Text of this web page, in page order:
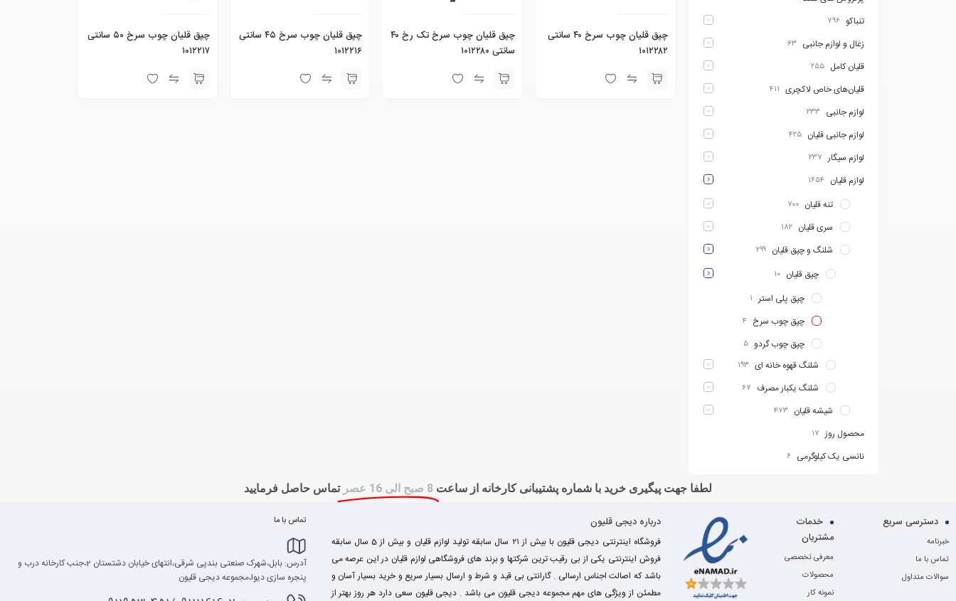
چپق قلیان چوب سرخ ۴۰ سانتی
۱۰۱۲۲۸۲
چپق قلیان چوب سرخ تک رخ ۴۰
سانتی ۱۰۱۲۲۸۰
چپق قلیان چوب سرخ ۴۵ سانتی
۱۰۱۲۲۱۶
چپق قلیان چوب سرخ ۵۰ سانتی
۱۰۱۲۲۱۷
تنباکو ۷۹۶
زغال و لوازم جانبی ۶۳
قلیان کامل ۲۵۵
قلیان‌های خاص لاکچری ۴۱۱
لوازم جانبی ۲۳۳
لوازم جانبی قلیان ۴۲۵
لوازم سیگار ۲۳۷
لوازم قلیان ۱۶۵۴
تنه قلیان ۷۰۰
سری قلیان ۱۸۲
شلنگ و چپق قلیان ۲۹۹
چپق قلیان ۱۰
چپق پلی استر ۱
چپق چوب سرخ ۴
چپق چوب گردو ۵
شلنگ قهوه خانه ای ۱۹۳
شلنگ یکبار مصرف ۶۷
شیشه قلیان ۴۷۳
محصول روز ۱۷
نانسی یک کیلوگرمی ۶
لطفا جهت پیگیری خرید با شماره پشتیبانی کارخانه از ساعت 8 صبح الی 16 عصر تماس حاصل فرمایید
دسترسی سریع
خبرنامه
تماس با ما
سوالات متداول
خدمات
مشتریان
معرفی تخصصی
محصولات
نمونه کار
درباره دیجی قلیون
فروشگاه اینترنتی دیجی قلیون با بیش از ۲۱ سال سابقه تولید لوازم قلیان و بیش از 5 سال سابقه
فروش اینترنتی یکی از بی رقیب ترین شرکتها و برند های فروشگاهی لوازم قلیان در این عرصه می
باشد که اصالت اجناس ارسالی . گارانتی بی قید و شرط و ارسال بسیار سریع و خرید بسیار آسان و
مطمئن از ویژگی های مهم مجموعه دیجی قلیون می باشد . دیجی قلیون سعی دارد هر روز بهتر از
تماس با ما
آدرس: بابل،شهرک صنعتی بندپی شرقی،انتهای خیابان دشتستان 2،جنب کارخانه درب و
پنجره سازی دیوا،مجموعه دیجی قلیون